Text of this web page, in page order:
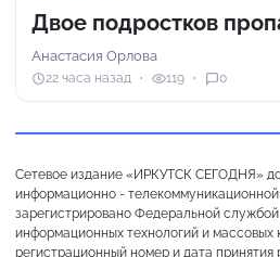
Двое подростков
Анастасия Орлова
22 часа назад 119 0
Сетевое издание «ИРКУТСК СЕГОДНЯ»
информационно - телекоммуникационной
зарегистрировано Федеральной службой
информационных технологий и массовых
регистрационный номер и дата